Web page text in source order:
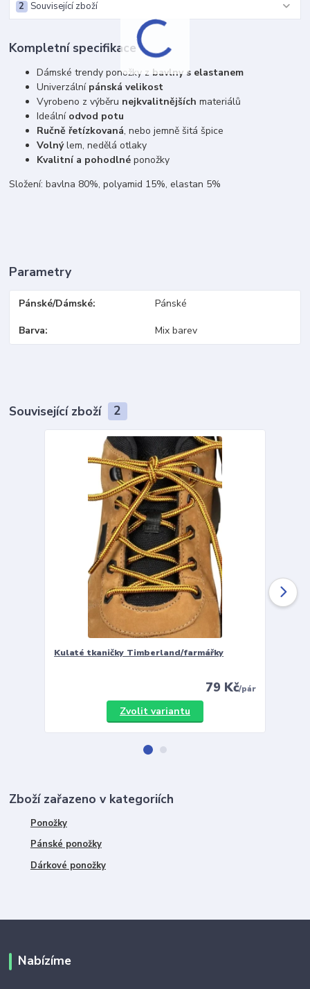
Související zboží
2
Kompletní specifikace
Dámské trendy ponožky z bavlny s elastanem
Univerzální pánská velikost
Vyrobeno z výběru nejkvalitnějšíchmateriálů
Ideální odvod potu
Ručně řetízkovaná, nebo jemně šitá špice
Volnýlem, nedělá otlaky
Kvalitní a pohodlnéponožky
Složení: bavlna 80%, polyamid 15%, elastan 5%
Parametry
Pánské/Dámské Pánské
Barva Mix barev
Související zboží 2
Kulaté tkaničky Timberland/farmářky
79 Kč/pár
Zvolit variantu
Zboží zařazeno v kategoriích
Ponožky
Pánské ponožky
Dárkové ponožky
Nabízíme